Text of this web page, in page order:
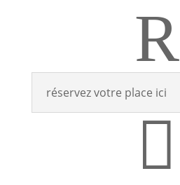
R
réservez votre place ici
